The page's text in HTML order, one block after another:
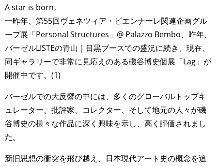
A star is born。
一昨年、第55回ヴェネツィア・ビエンナーレ関連企画グル
ープ展「Personal Structures」@ Palazzo Bembo、昨年、
バーゼルLISTEの青山｜目黒ブースでの盛況に続き、現在、
同ギャラリーで非常に見応えのある磯谷博史個展「Lag」が
開催中です。(1)
バーゼルでの大反響の中には、多くのグローバルトップキ
ュレーター、批評家、コレクター、そして地元の人々が磯
谷博史の様々な作品に深く興味を示し、高く評価されまし
た。
新旧思想の衝突を飛び越え、日本現代アート史の概念を追